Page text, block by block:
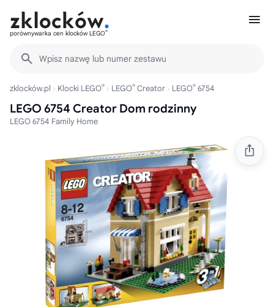
porównywarka cen klocków LEGO®
Wpisz nazwę lub numer zestawu
zklocków.pl Klocki LEGO® LEGO® Creator LEGO® 6754
LEGO 6754 Creator Dom rodzinny
LEGO 6754 Family Home